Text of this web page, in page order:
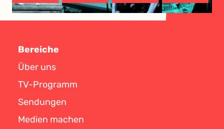
Bereiche
Über uns
TV-Programm
Sendungen
Medien machen